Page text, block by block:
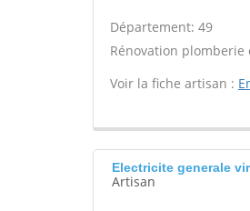
Département: 49
Rénovation
Voir la fiche artisan :
Electricite generale
Artisan